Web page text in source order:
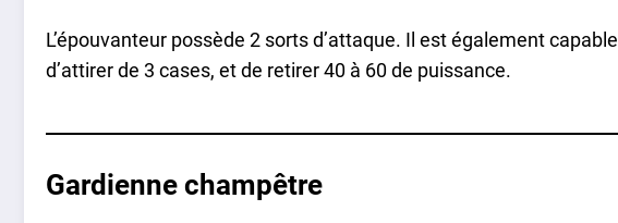
L’épouvanteur possède 2 sorts d’attaque. Il est également capable
d’attirer de 3 cases, et de retirer 40 à 60 de puissance.
Gardienne champêtre